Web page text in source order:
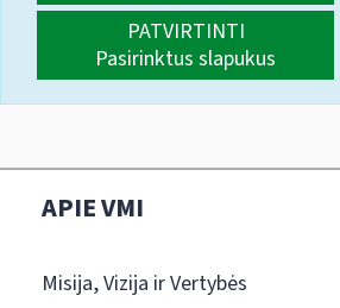
PATVIRTINTI
Pasirinktus slapukus
APIE VMI
Misija, Vizija ir Vertybės